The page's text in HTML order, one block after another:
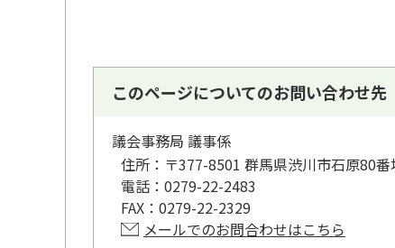
このページについてのお問い合わせ先
議会事務局 議事係
住所： 〒377-8501 群馬県渋川市石原80番
電話： 0279-22-2483
FAX： 0279-22-2329
メールでのお問合わせはこちら